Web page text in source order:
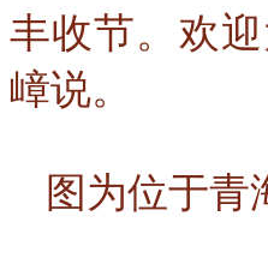
丰收节。欢
嶂说。
图为位于青